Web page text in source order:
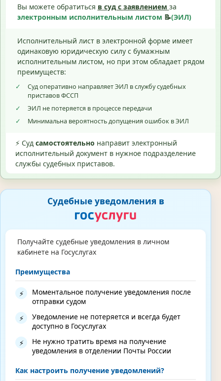
Вы можете обратиться в суд с заявлением за
электронным исполнительным листом 📝(ЭИЛ)
Исполнительный лист в электронной форме имеет
одинаковую юридическую силу с бумажным
исполнительным листом, но при этом обладает рядом
преимуществ:
✓
Суд оперативно направляет ЭИЛ в службу судебных
приставов ФССП
✓
ЭИЛ не потеряется в процессе передачи
✓
Минимальна вероятность допущения ошибок в ЭИЛ
⚡ Суд самостоятельно направит электронный
исполнительный документ в нужное подразделение
службы судебных приставов.
Судебные уведомления в
Получайте судебные уведомления в личном
кабинете на Госуслугах
Преимущества
⚡
Моментальное получение уведомления после
отправки судом
⚡
Уведомление не потеряется и всегда будет
доступно в Госуслугах
⚡
Не нужно тратить время на получение
уведомления в отделении Почты России
Как настроить получение уведомлений?